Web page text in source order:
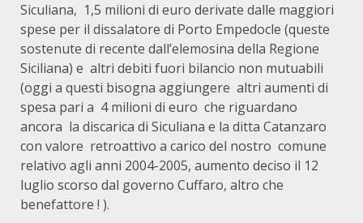
Siculiana, 1,5 milioni di euro derivate dalle maggiori
spese per il dissalatore di Porto Empedocle (queste
sostenute di recente dall’elemosina della Regione
Siciliana) e altri debiti fuori bilancio non mutuabili
(oggi a questi bisogna aggiungere altri aumenti di
spesa pari a 4 milioni di euro che riguardano
ancora la discarica di Siculiana e la ditta Catanzaro
con valore retroattivo a carico del nostro comune
relativo agli anni 2004-2005, aumento deciso il 12
luglio scorso dal governo Cuffaro, altro che
benefattore ! ).